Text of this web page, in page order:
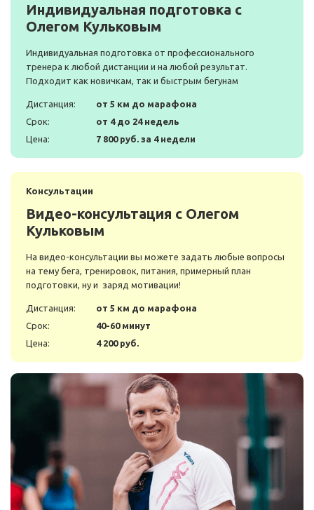
Индивидуальная подготовка с
Олегом Кульковым
Индивидуальная подготовка от профессионального
тренера к любой дистанции и на любой результат.
Подходит как новичкам, так и быстрым бегунам
Дистанция:
от 5 км до марафона
Срок:
от 4 до 24 недель
Цена:
7 800 руб. за 4 недели
Консультации
Видео-консультация с Олегом
Кульковым
На видео-консультации вы можете задать любые вопросы
на тему бега, тренировок, питания, примерный план
подготовки, ну и заряд мотивации!
Дистанция:
от 5 км до марафона
Срок:
40-60 минут
Цена:
4 200 руб.